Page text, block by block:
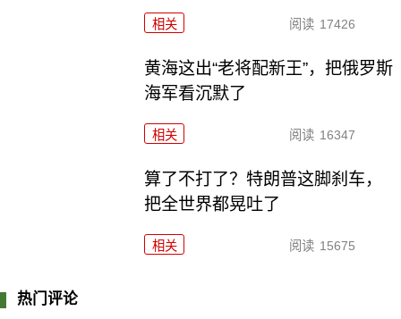
相关 阅读 17426
黄海这出“老将配新王”，把俄罗斯
海军看沉默了
相关 阅读 16347
算了不打了？特朗普这脚刹车，
把全世界都晃吐了
相关 阅读 15675
热门评论